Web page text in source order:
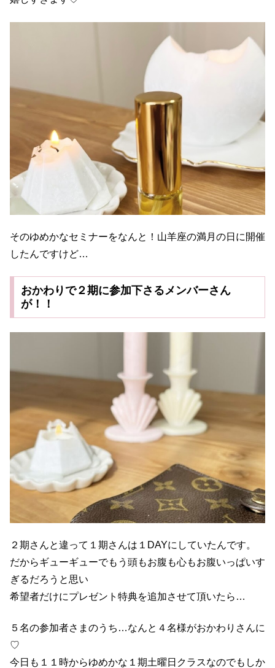
そのゆめかなセミナーをなんと！山羊座の満月の日に開催
したんですけど…
おかわりで２期に参加下さるメンバーさん
が！！
２期さんと違って１期さんは１DAYにしていたんです。
だからギューギューでもう頭もお腹も心もお腹いっぱいす
ぎるだろうと思い
希望者だけにプレゼント特典を追加させて頂いたら…
５名の参加者さまのうち…なんと４名様がおかわりさんに
♡
今日も１１時からゆめかな１期土曜日クラスなのでもしか